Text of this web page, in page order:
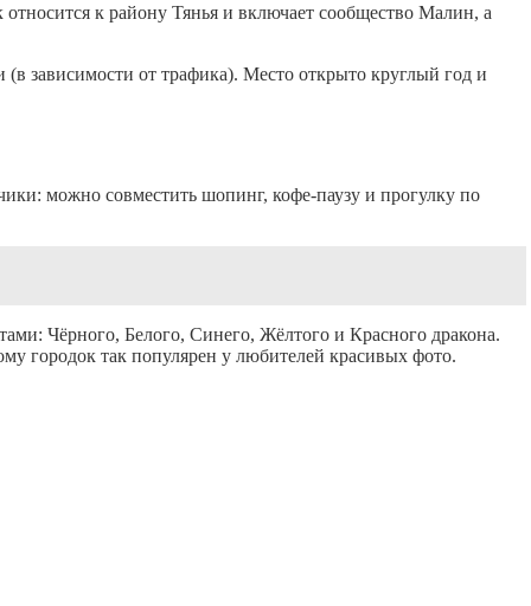
относится к району Тянья и включает сообщество Малин, а
зависимости от трафика). Место открыто круглый год и
можно совместить шопинг, кофе-паузу и прогулку по
Чёрного, Белого, Синего, Жёлтого и Красного дракона.
городок так популярен у любителей красивых фото.